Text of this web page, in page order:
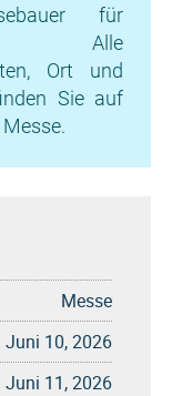
für
Alle
Ort und
Sie auf
Messe
Juni 10, 2026
Juni 11, 2026